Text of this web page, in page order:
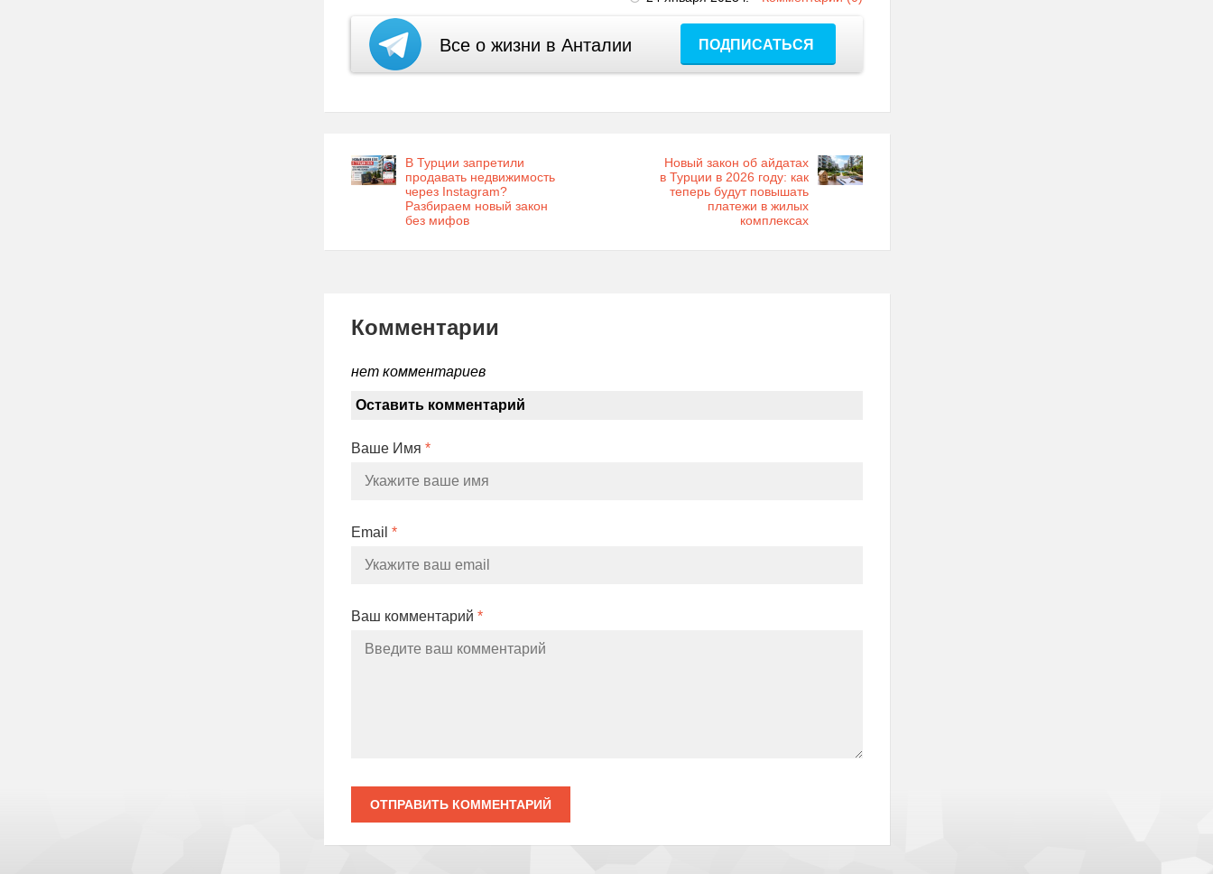
Все о жизни в Анталии ПОДПИСАТЬСЯ
В Турции запретили
продавать недвижимость
через Instagram?
Разбираем новый закон
без мифов
Новый закон об айдатах
в Турции в 2026 году: как
теперь будут повышать
платежи в жилых
комплексах
Комментарии
нет комментариев
Оставить комментарий
Ваше Имя *
Email *
Ваш комментарий *
ОТПРАВИТЬ КОММЕНТАРИЙ